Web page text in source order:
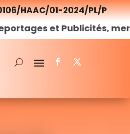
0106/HAAC/01-2024/PL/P
et Publicités, merci denous